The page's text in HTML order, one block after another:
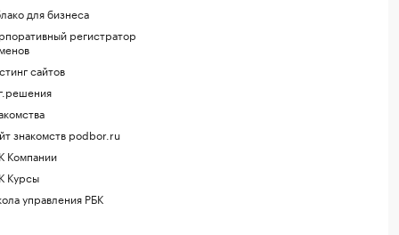
для бизнеса
регистратор
сайтов
знакомств podbor.ru
Компании
Курсы
управления РБК